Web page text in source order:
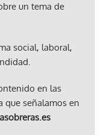
un tema de
social, laboral,
en las
que señalamos en